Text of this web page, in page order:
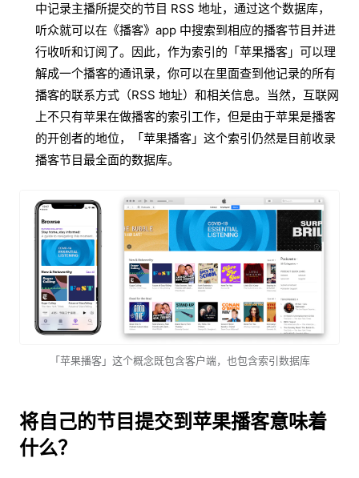
中记录主播所提交的节目 RSS 地址，通过这个数据库，
听众就可以在《播客》app 中搜索到相应的播客节目并进
行收听和订阅了。因此，作为索引的「苹果播客」可以理
解成一个播客的通讯录，你可以在里面查到他记录的所有
播客的联系方式（RSS 地址）和相关信息。当然，互联网
上不只有苹果在做播客的索引工作，但是由于苹果是播客
的开创者的地位，「苹果播客」这个索引仍然是目前收录
播客节目最全面的数据库。
「苹果播客」这个概念既包含客户端，也包含索引数据库
将自己的节目提交到苹果播客意味着
什么？